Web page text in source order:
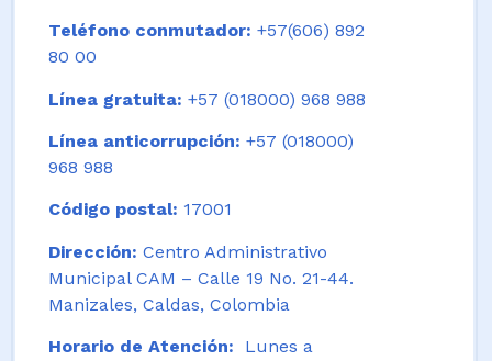
Teléfono conmutador: +57(606) 892
80 00
Línea gratuita: +57 (018000) 968 988
Línea anticorrupción: +57 (018000)
968 988
Código postal: 17001
Dirección: Centro Administrativo
Municipal CAM – Calle 19 No. 21-44.
Manizales, Caldas, Colombia
Horario de Atención: Lunes a